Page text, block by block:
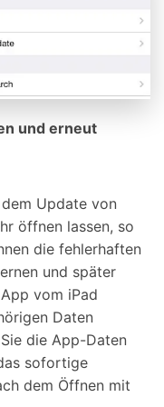
und erneut
Update von
öffnen lassen, so
die fehlerhaften
und später
vom iPad
Daten
die App-Daten
sofortige
dem Öffnen mit